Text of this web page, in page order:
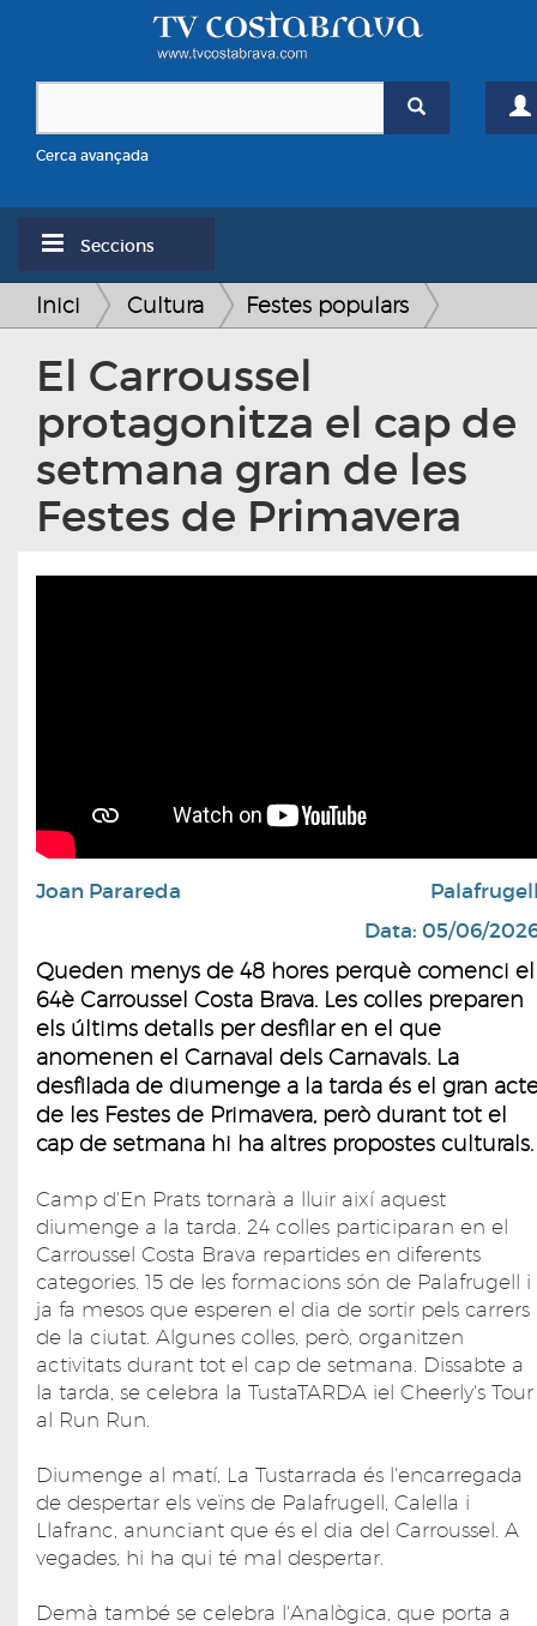
Cerca avançada
Seccions
Inici Cultura Festes populars
El Carroussel
protagonitza el cap de
setmana gran de les
Festes de Primavera
Joan Parareda
Data: 05/06/
Queden menys de 48 hores perquè comenci el
64è Carroussel Costa Brava. Les colles preparen
els últims detalls per desfilar en el que
anomenen el Carnaval dels Carnavals. La
desfilada de diumenge a la tarda és el gran
de les Festes de Primavera, però durant tot el
cap de setmana hi ha altres propostes
Camp d'En Prats tornarà a lluir així aquest
diumenge a la tarda. 24 colles participaran en el
Carroussel Costa Brava repartides en diferents
categories. 15 de les formacions són de Palafrugell i
ja fa mesos que esperen el dia de sortir pels carrers
de la ciutat. Algunes colles, però, organitzen
activitats durant tot el cap de setmana. Dissabte a
la tarda, se celebra la TustaTARDA iel Cheerly's Tour
al Run Run.
Diumenge al matí, La Tustarrada és l'encarregada
de despertar els veïns de Palafrugell, Calella i
Llafranc, anunciant que és el dia del Carroussel. A
vegades, hi ha qui té mal despertar.
Demà també se celebra l'Analògica, que porta a